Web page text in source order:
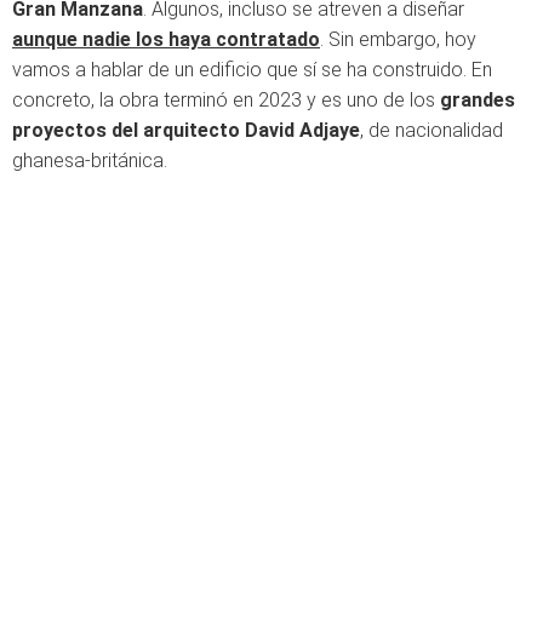
Gran Manzana. Algunos, incluso se atreven a diseñar
aunque nadie los haya contratado. Sin embargo, hoy
vamos a hablar de un edificio que sí se ha construido. En
concreto, la obra terminó en 2023 y es uno de los grandes
proyectos del arquitecto David Adjaye, de nacionalidad
ghanesa-británica.